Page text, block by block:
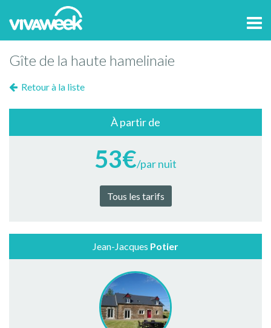
Gîte de la haute hamelinaie
Retour à la liste
À partir de
53€/par nuit
Tous les tarifs
Jean-Jacques Potier